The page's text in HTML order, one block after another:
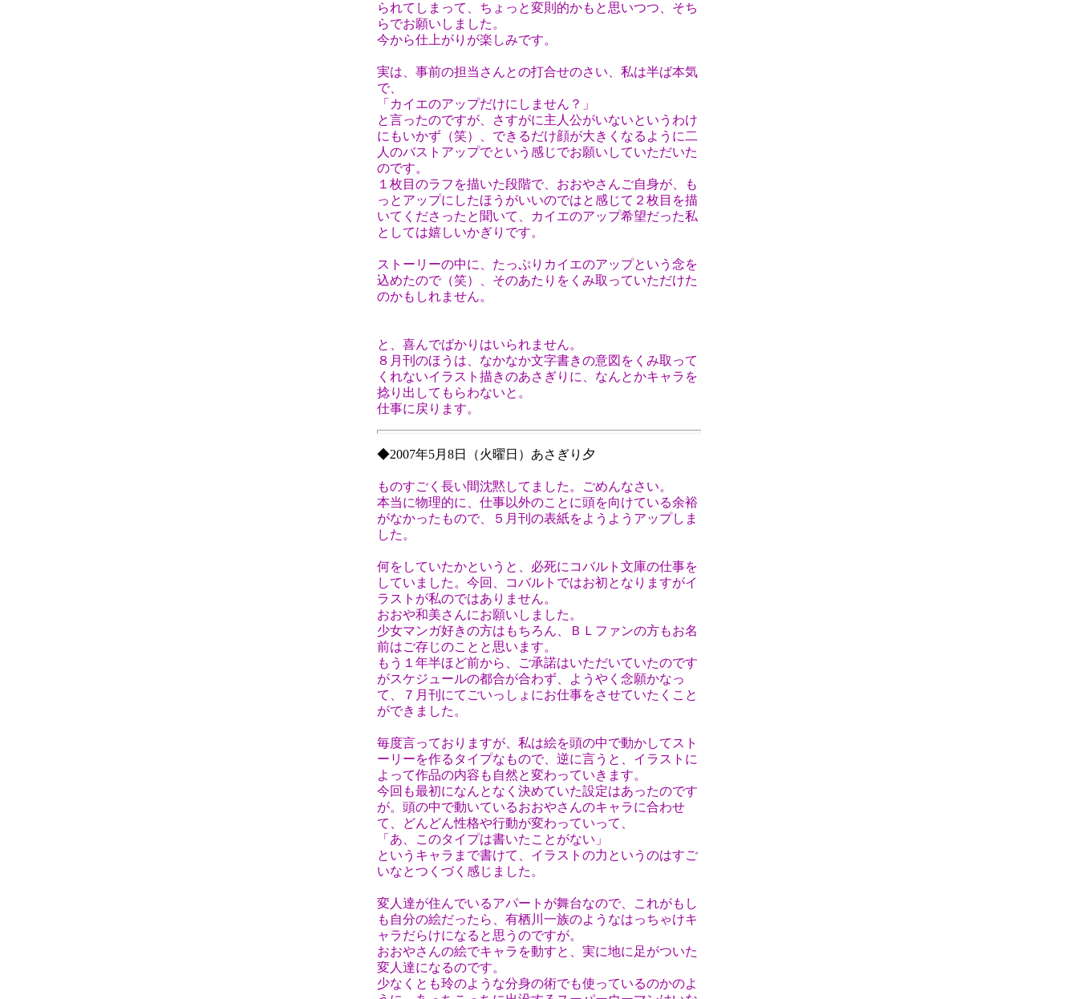
られてしまって、ちょっと変則的かもと思いつつ、そち
らでお願いしました。
今から仕上がりが楽しみです。
実は、事前の担当さんとの打合せのさい、私は半ば本気
で、
「カイエのアップだけにしません？」
と言ったのですが、さすがに主人公がいないというわけ
にもいかず（笑）、できるだけ顔が大きくなるように二
人のバストアップでという感じでお願いしていただいた
のです。
１枚目のラフを描いた段階で、おおやさんご自身が、も
っとアップにしたほうがいいのではと感じて２枚目を描
いてくださったと聞いて、カイエのアップ希望だった私
としては嬉しいかぎりです。
ストーリーの中に、たっぷりカイエのアップという念を
込めたので（笑）、そのあたりをくみ取っていただけた
のかもしれません。
と、喜んでばかりはいられません。
８月刊のほうは、なかなか文字書きの意図をくみ取って
くれないイラスト描きのあさぎりに、なんとかキャラを
捻り出してもらわないと。
仕事に戻ります。
◆2007年5月8日（火曜日）あさぎり夕
ものすごく長い間沈黙してました。ごめんなさい。
本当に物理的に、仕事以外のことに頭を向けている余裕
がなかったもので、５月刊の表紙をようようアップしま
した。
何をしていたかというと、必死にコバルト文庫の仕事を
していました。今回、コバルトではお初となりますがイ
ラストが私のではありません。
おおや和美さんにお願いしました。
少女マンガ好きの方はもちろん、ＢＬファンの方もお名
前はご存じのことと思います。
もう１年半ほど前から、ご承諾はいただいていたのです
がスケジュールの都合が合わず、ようやく念願かなっ
て、７月刊にてごいっしょにお仕事をさせていたくこと
ができました。
毎度言っておりますが、私は絵を頭の中で動かしてスト
ーリーを作るタイプなもので、逆に言うと、イラストに
よって作品の内容も自然と変わっていきます。
今回も最初になんとなく決めていた設定はあったのです
が。頭の中で動いているおおやさんのキャラに合わせ
て、どんどん性格や行動が変わっていって、
「あ、このタイプは書いたことがない」
というキャラまで書けて、イラストの力というのはすご
いなとつくづく感じました。
変人達が住んでいるアパートが舞台なので、これがもし
も自分の絵だったら、有栖川一族のようなはっちゃけキ
ャラだらけになると思うのですが。
おおやさんの絵でキャラを動すと、実に地に足がついた
変人達になるのです。
少なくとも玲のような分身の術でも使っているのかのよ